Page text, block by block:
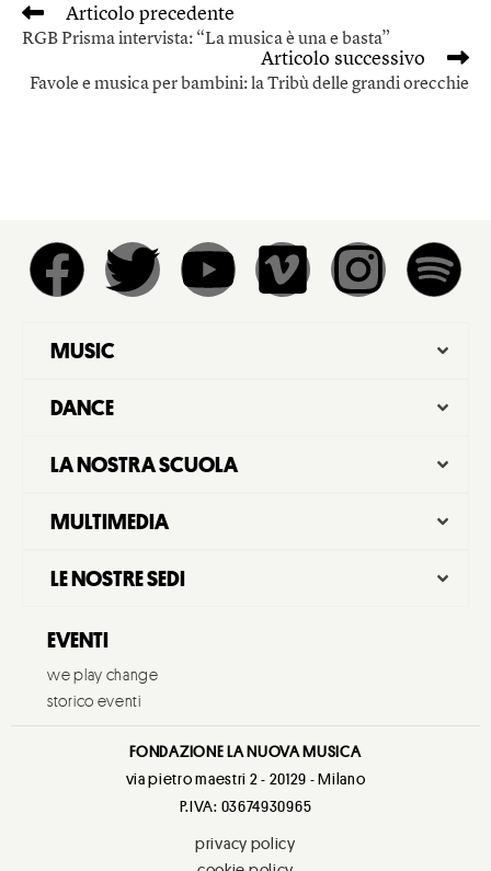
Articolo precedente
RGB Prisma intervista: “La musica è una e basta”
Articolo successivo
Favole e musica per bambini: la Tribù delle grandi orecchie
MUSIC
DANCE
LA NOSTRA SCUOLA
MULTIMEDIA
LE NOSTRE SEDI
EVENTI
we play change
storico eventi
FONDAZIONE LA NUOVA MUSICA
via pietro maestri 2 - 20129 - Milano
P.IVA: 03674930965
privacy policy